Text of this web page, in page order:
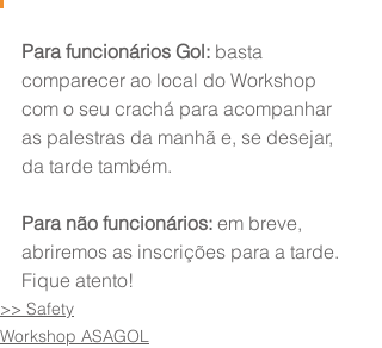
Para funcionários Gol: basta
comparecer ao local do Workshop
com o seu crachá para acompanhar
as palestras da manhã e, se desejar,
da tarde também.
Para não funcionários: em breve,
abriremos as inscrições para a tarde.
Fique atento!
>> Safety
Workshop ASAGOL